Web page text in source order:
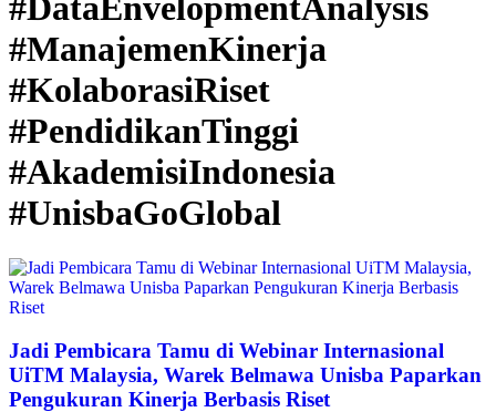
#DataEnvelopmentAnalysis
#ManajemenKinerja
#KolaborasiRiset
#PendidikanTinggi
#AkademisiIndonesia
#UnisbaGoGlobal
Jadi Pembicara Tamu di Webinar Internasional
UiTM Malaysia, Warek Belmawa Unisba Paparkan
Pengukuran Kinerja Berbasis Riset